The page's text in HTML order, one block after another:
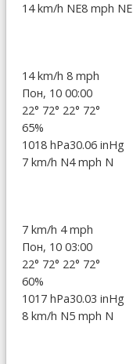
14 km/h NE8 mph NE
14 km/h 8 mph
Пон, 10 00:00
22° 72° 22° 72°
65%
1018 hPa30.06 inHg
7 km/h N4 mph N
7 km/h 4 mph
Пон, 10 03:00
22° 72° 22° 72°
60%
1017 hPa30.03 inHg
8 km/h N5 mph N